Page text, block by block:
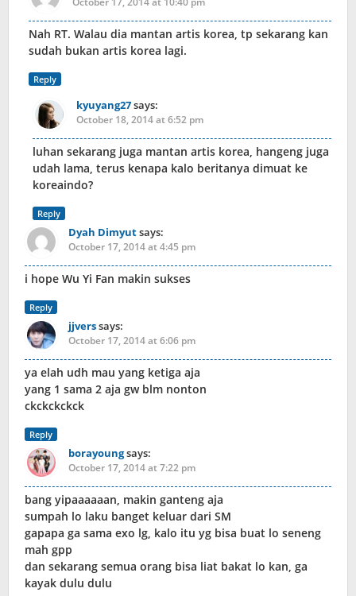
Nah RT. Walau dia mantan artis korea, tp sekarang kan
sudah bukan artis korea lagi.
Reply
kyuyang27says:
October 18, 2014 at 6:52 pm
luhan sekarang juga mantan artis korea, hangeng juga
udah lama, terus kenapa kalo beritanya dimuat ke
koreaindo?
Reply
Dyah Dimyutsays:
October 17, 2014 at 4:45 pm
i hope Wu Yi Fan makin sukses
Reply
jjverssays:
October 17, 2014 at 6:06 pm
ya elah udh mau yang ketiga aja
yang 1 sama 2 aja gw blm nonton
ckckckckck
Reply
borayoungsays:
October 17, 2014 at 7:22 pm
bang yipaaaaaan, makin ganteng aja
sumpah lo laku banget keluar dari SM
gapapa ga sama exo lg, kalo itu yg bisa buat lo seneng
mah gpp
dan sekarang semua orang bisa liat bakat lo kan, ga
kayak dulu dulu